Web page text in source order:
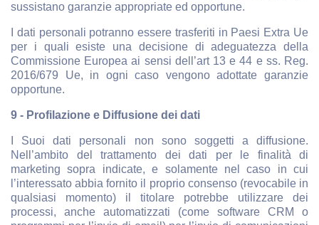
sussistano garanzie appropriate ed opportune.
I dati personali potranno essere trasferiti in Paesi Extra Ue
per i quali esiste una decisione di adeguatezza della
Commissione Europea ai sensi dell’art 13 e 44 e ss. Reg.
2016/679 Ue, in ogni caso vengono adottate garanzie
opportune.
9 - Profilazione e Diffusione dei dati
I Suoi dati personali non sono soggetti a diffusione.
Nell’ambito del trattamento dei dati per le finalità di
marketing sopra indicate, e solamente nel caso in cui
l’interessato abbia fornito il proprio consenso (revocabile in
qualsiasi momento) il titolare potrebbe utilizzare dei
processi, anche automatizzati (come software CRM o